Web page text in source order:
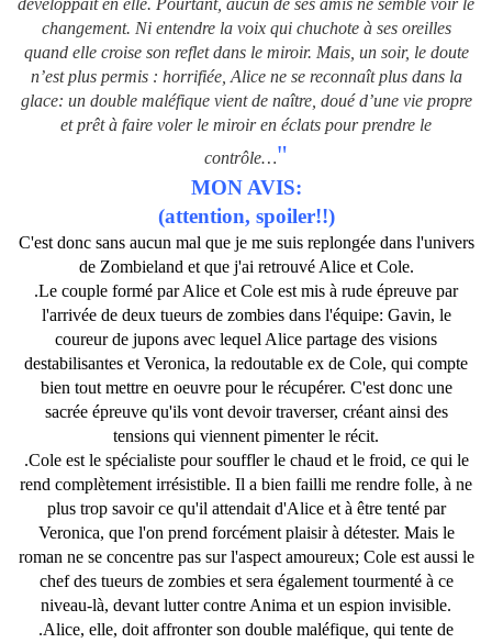
développait en elle. Pourtant, aucun de ses amis ne semble voir le
changement. Ni entendre la voix qui chuchote à ses oreilles
quand elle croise son reflet dans le miroir. Mais, un soir, le doute
n’est plus permis : horrifiée, Alice ne se reconnaît plus dans la
glace: un double maléfique vient de naître, doué d’une vie propre
et prêt à faire voler le miroir en éclats pour prendre le
contrôle…"
MON AVIS:
(attention, spoiler!!)
C'est donc sans aucun mal que je me suis replongée dans l'univers
de Zombieland et que j'ai retrouvé Alice et Cole.
.Le couple formé par Alice et Cole est mis à rude épreuve par
l'arrivée de deux tueurs de zombies dans l'équipe: Gavin, le
coureur de jupons avec lequel Alice partage des visions
destabilisantes et Veronica, la redoutable ex de Cole, qui compte
bien tout mettre en oeuvre pour le récupérer. C'est donc une
sacrée épreuve qu'ils vont devoir traverser, créant ainsi des
tensions qui viennent pimenter le récit.
.Cole est le spécialiste pour souffler le chaud et le froid, ce qui le
rend complètement irrésistible. Il a bien failli me rendre folle, à ne
plus trop savoir ce qu'il attendait d'Alice et à être tenté par
Veronica, que l'on prend forcément plaisir à détester. Mais le
roman ne se concentre pas sur l'aspect amoureux; Cole est aussi le
chef des tueurs de zombies et sera également tourmenté à ce
niveau-là, devant lutter contre Anima et un espion invisible.
.Alice, elle, doit affronter son double maléfique, qui tente de